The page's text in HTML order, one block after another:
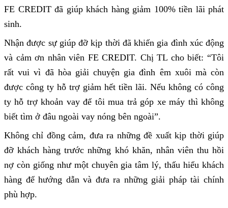
FE CREDIT đã giúp khách hàng giảm 100% tiền lãi phát
sinh.
Nhận được sự giúp đỡ kịp thời đã khiến gia đình xúc động
và cảm ơn nhân viên FE CREDIT. Chị TL cho biết: “Tôi
rất vui vì đã hòa giải chuyện gia đình êm xuôi mà còn
được công ty hỗ trợ giảm hết tiền lãi. Nếu không có công
ty hỗ trợ khoản vay để tôi mua trả góp xe máy thì không
biết tìm ở đâu ngoài vay nóng bên ngoài”.
Không chỉ đồng cảm, đưa ra những đề xuất kịp thời giúp
đỡ khách hàng trước những khó khăn, nhân viên thu hồi
nợ còn giống như một chuyên gia tâm lý, thấu hiểu khách
hàng để hướng dẫn và đưa ra những giải pháp tài chính
phù hợp.